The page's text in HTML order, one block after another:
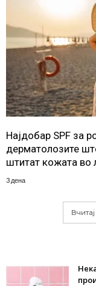
Најдобар SPF за
дерматолозите
штитат кожата во
3 дена